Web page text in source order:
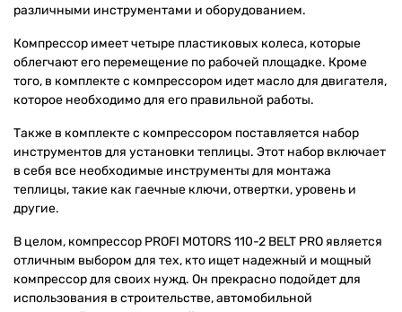
различными инструментами и оборудованием.
Компрессор имеет четыре пластиковых колеса, которые
облегчают его перемещение по рабочей площадке. Кроме
того, в комплекте с компрессором идет масло для двигателя,
которое необходимо для его правильной работы.
Также в комплекте с компрессором поставляется набор
инструментов для установки теплицы. Этот набор включает
в себя все необходимые инструменты для монтажа
теплицы, такие как гаечные ключи, отвертки, уровень и
другие.
В целом, компрессор PROFI MOTORS 110-2 BELT PRO является
отличным выбором для тех, кто ищет надежный и мощный
компрессор для своих нужд. Он прекрасно подойдет для
использования в строительстве, автомобильной